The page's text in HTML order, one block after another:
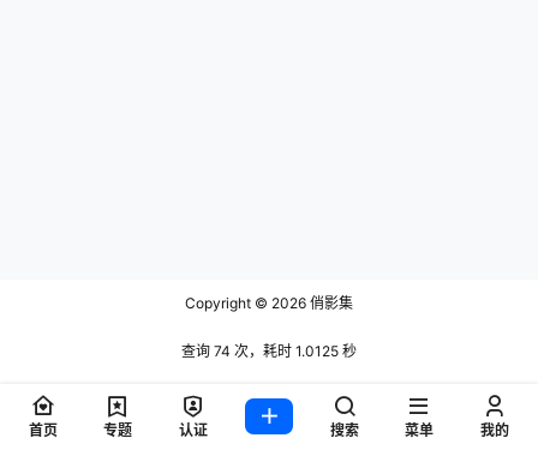
Copyright © 2026 俏影集
查询 74 次，耗时 1.0125 秒
首页 专题 认证 搜索 菜单 我的